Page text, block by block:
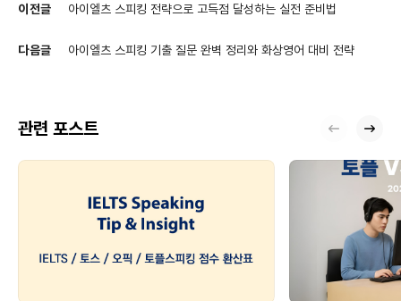
이전글 아이엘츠 스피킹 전략으로 고득점 달성하는 실전 준비법
다음글 아이엘츠 스피킹 기출 질문 완벽 정리와 화상영어 대비 전략
관련 포스트